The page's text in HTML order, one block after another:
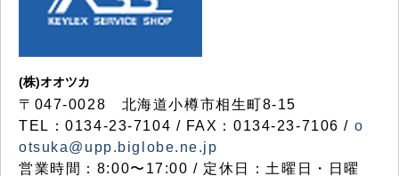
(株)オオツカ
〒047-0028 北海道小樽市相生町8-15
TEL：0134-23-7104 / FAX：0134-23-7106 / o
otsuka@upp.biglobe.ne.jp
営業時間：8:00〜17:00 / 定休日：土曜日・日曜